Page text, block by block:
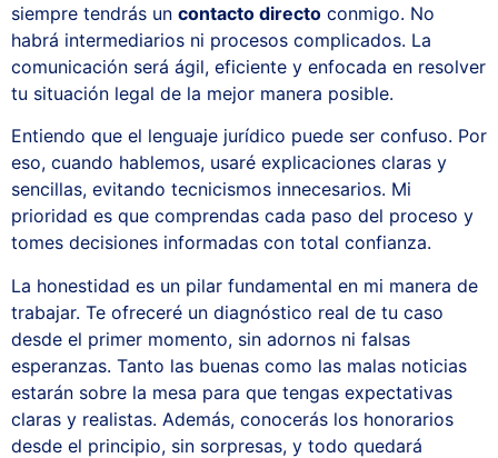
siempre tendrás un contacto directo conmigo. No
habrá intermediarios ni procesos complicados. La
comunicación será ágil, eficiente y enfocada en resolver
tu situación legal de la mejor manera posible.
Entiendo que el lenguaje jurídico puede ser confuso. Por
eso, cuando hablemos, usaré explicaciones claras y
sencillas, evitando tecnicismos innecesarios. Mi
prioridad es que comprendas cada paso del proceso y
tomes decisiones informadas con total confianza.
La honestidad es un pilar fundamental en mi manera de
trabajar. Te ofreceré un diagnóstico real de tu caso
desde el primer momento, sin adornos ni falsas
esperanzas. Tanto las buenas como las malas noticias
estarán sobre la mesa para que tengas expectativas
claras y realistas. Además, conocerás los honorarios
desde el principio, sin sorpresas, y todo quedará